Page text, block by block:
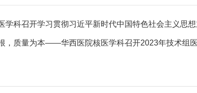
学科召开学习贯彻习近平新时代中国特色社会主义思
，质量为本——华西医院核医学科召开2023年技术组